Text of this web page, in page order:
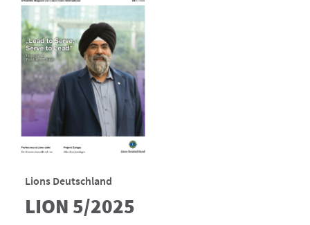
Lions Deutschland
LION 5/2025